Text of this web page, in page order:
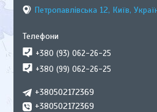
Петропавлівська 12, Київ,
+380 (93) 062-26-25
+380 (99) 062-26-25
+380502172369
+380502172369